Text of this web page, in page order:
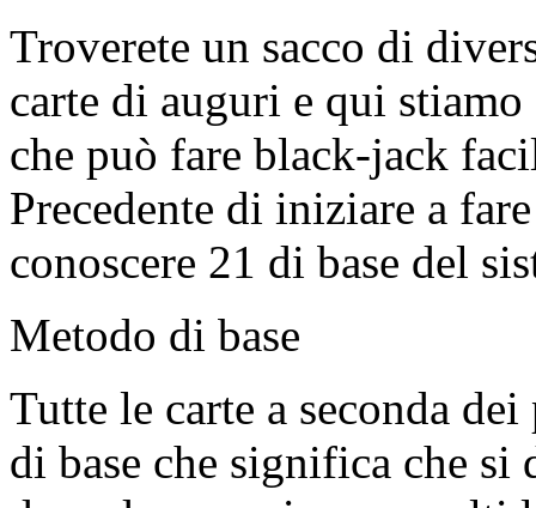
Troverete un sacco di
carte di auguri e qui stiamo
che può fare black-jack
Precedente di iniziare a
conoscere 21 di base del
Metodo di base
Tutte le carte a seconda
di base che significa che si